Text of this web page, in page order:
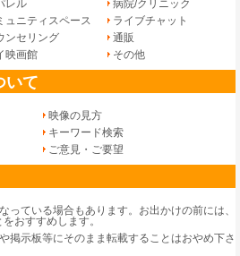
レル
病院/クリニック
ュニティスペース
ライブチャット
ンセリング
通販
映画館 その他
いて
映像の見方
キーワード検索
ご意見・ご要望
っている場合もあります。お出かけの前には、
おすすめします。
掲示板等にそのまま転載することはおやめ下さ